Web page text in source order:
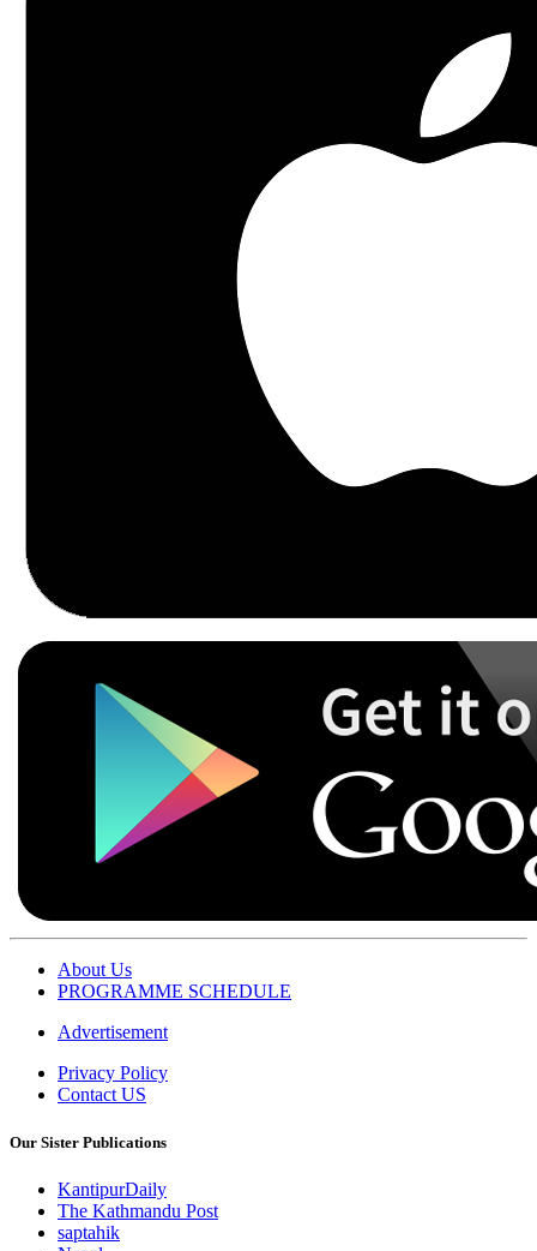
About Us
PROGRAMME SCHEDULE
Advertisement
Privacy Policy
Contact US
Our Sister Publications
KantipurDaily
The Kathmandu Post
saptahik